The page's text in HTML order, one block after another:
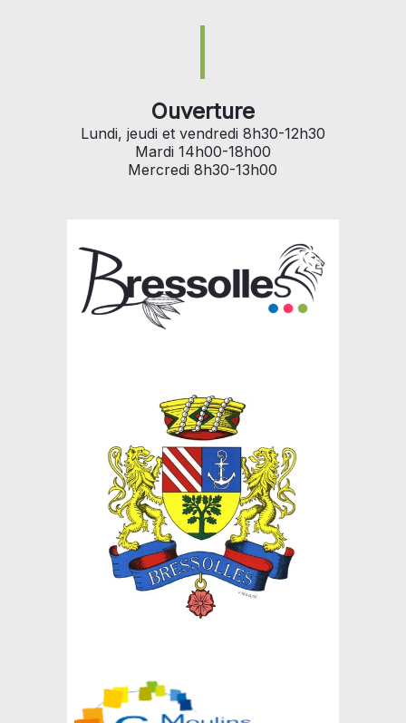
Ouverture
Lundi, jeudi et vendredi 8h30-12h30
Mardi 14h00-18h00
Mercredi 8h30-13h00